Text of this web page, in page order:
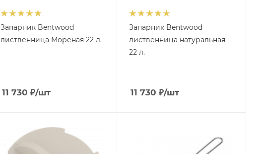
Запарник Bentwood
лиственница Мореная 22 л.
11 730 ₽/шт
Запарник Bentwood
лиственница натуральная
22 л.
11 730 ₽/шт